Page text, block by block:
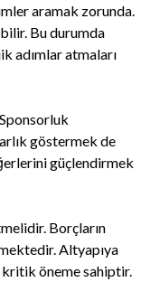
aramak zorunda.
Bu durumda
adımlar atmaları
göstermek de
güçlendirmek
Borçların
Altyapıya
kritik öneme sahiptir.